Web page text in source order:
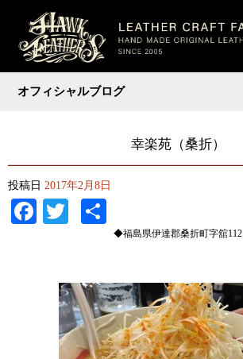
オフィシャルブログ
幸楽苑（桑折）
投稿日 2017年2月8日
Facebook
Twitter
有
◆福島県伊達郡桑折町字舘112